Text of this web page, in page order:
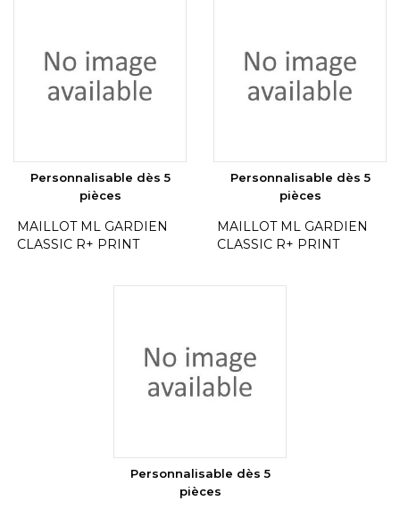
Personnalisable dès 5
pièces
MAILLOT ML GARDIEN
CLASSIC R+ PRINT
Personnalisable dès 5
pièces
MAILLOT ML GARDIEN
CLASSIC R+ PRINT
Personnalisable dès 5
pièces